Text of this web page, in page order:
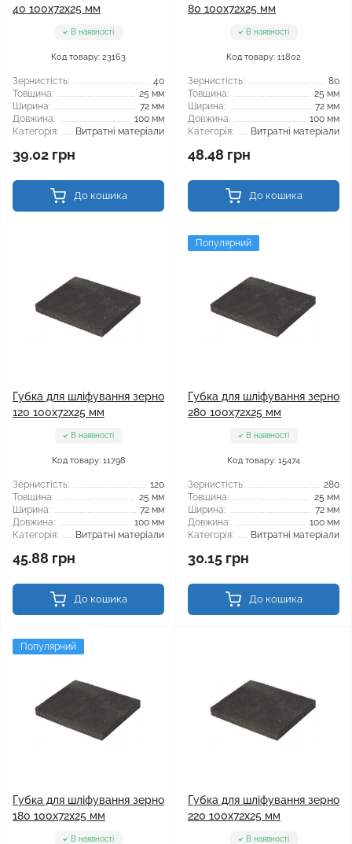
40 100x72x25 мм
В наявності
Код товару: 23163
Зернистість:
40
Товщина:
25 мм
Ширина:
72 мм
Довжина:
100 мм
Категорія:
Витратні матеріали
39.02 грн
До кошика
80 100x72x25 мм
В наявності
Код товару: 11802
Зернистість:
80
Товщина:
25 мм
Ширина:
72 мм
Довжина:
100 мм
Категорія:
Витратні матеріали
48.48 грн
До кошика
Губка для шліфування зерно
120 100x72x25 мм
В наявності
Код товару: 11798
Зернистість:
120
Товщина:
25 мм
Ширина:
72 мм
Довжина:
100 мм
Категорія:
Витратні матеріали
45.88 грн
До кошика
Популярний
Губка для шліфування зерно
280 100x72x25 мм
В наявності
Код товару: 15474
Зернистість:
280
Товщина:
25 мм
Ширина:
72 мм
Довжина:
100 мм
Категорія:
Витратні матеріали
30.15 грн
До кошика
Популярний
Губка для шліфування зерно
180 100x72x25 мм
В наявності
Губка для шліфування зерно
220 100x72x25 мм
В наявності